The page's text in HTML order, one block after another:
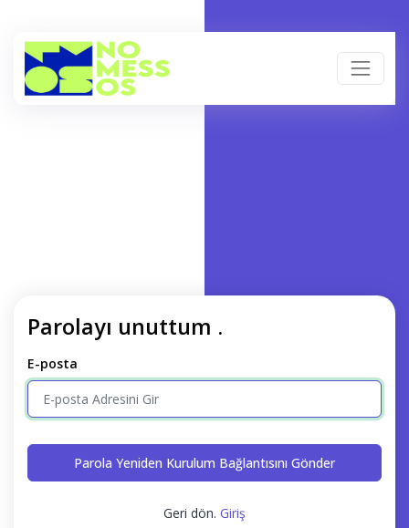
Parolayı unuttum .
E-posta
Parola Yeniden Kurulum Bağlantısını Gönder
Geri dön. Giriş